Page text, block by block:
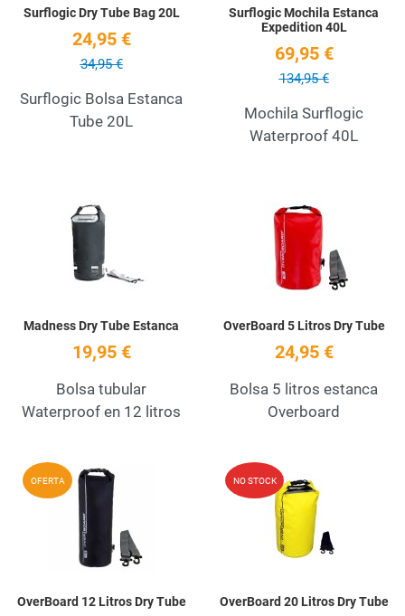
Surflogic Dry Tube Bag 20L
24,95 €
34,95 €
Surflogic Bolsa Estanca
Tube 20L
Surflogic Mochila Estanca
Expedition 40L
69,95 €
134,95 €
Mochila Surflogic
Waterproof 40L
Madness Dry Tube Estanca
19,95 €
Bolsa tubular
Waterproof en 12 litros
OverBoard 5 Litros Dry Tube
24,95 €
Bolsa 5 litros estanca
Overboard
OFERTA Add to Wishlist
OverBoard 12 Litros Dry Tube
NO STOCK
OverBoard 20 Litros Dry Tube